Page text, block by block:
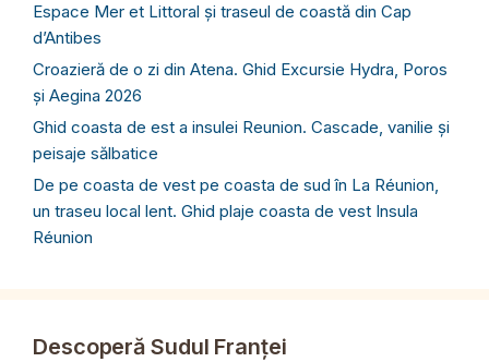
Espace Mer et Littoral și traseul de coastă din Cap
d’Antibes
Croazieră de o zi din Atena. Ghid Excursie Hydra, Poros
și Aegina 2026
Ghid coasta de est a insulei Reunion. Cascade, vanilie și
peisaje sălbatice
De pe coasta de vest pe coasta de sud în La Réunion,
un traseu local lent. Ghid plaje coasta de vest Insula
Réunion
Descoperă Sudul Franței